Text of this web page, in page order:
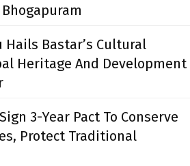
Bastar’s Cultural
Heritage And Development
3-Year Pact To Conserve
Protect Traditional